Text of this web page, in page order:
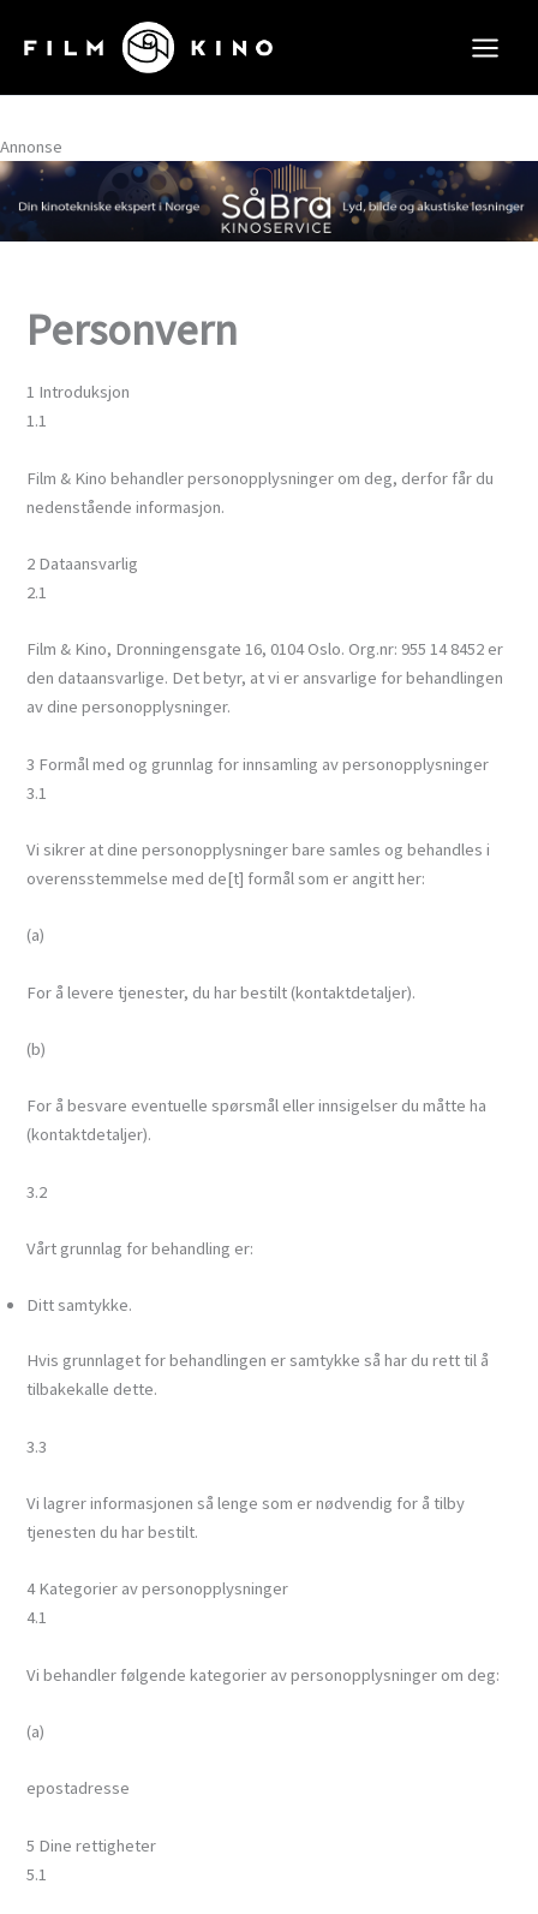
rett
innholdet
Annonse
Personvern
1 Introduksjon
1.1
Film & Kino behandler personopplysninger om deg, derfor får du
nedenstående informasjon.
2 Dataansvarlig
2.1
Film & Kino, Dronningensgate 16, 0104 Oslo. Org.nr: 955 14 8452 er
den dataansvarlige. Det betyr, at vi er ansvarlige for behandlingen
av dine personopplysninger.
3 Formål med og grunnlag for innsamling av personopplysninger
3.1
Vi sikrer at dine personopplysninger bare samles og behandles i
overensstemmelse med de[t] formål som er angitt her:
(a)
For å levere tjenester, du har bestilt (kontaktdetaljer).
(b)
For å besvare eventuelle spørsmål eller innsigelser du måtte ha
(kontaktdetaljer).
3.2
Vårt grunnlag for behandling er:
Ditt samtykke.
Hvis grunnlaget for behandlingen er samtykke så har du rett til å
tilbakekalle dette.
3.3
Vi lagrer informasjonen så lenge som er nødvendig for å tilby
tjenesten du har bestilt.
4 Kategorier av personopplysninger
4.1
Vi behandler følgende kategorier av personopplysninger om deg:
(a)
epostadresse
5 Dine rettigheter
5.1